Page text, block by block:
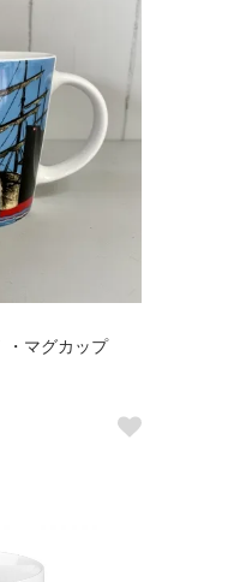
・マグカップ